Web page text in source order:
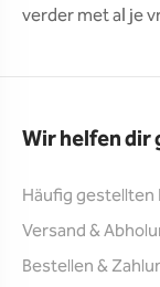
verder met al je
Wir helfen dir
Häufig gestellten
Versand &
Bestellen &